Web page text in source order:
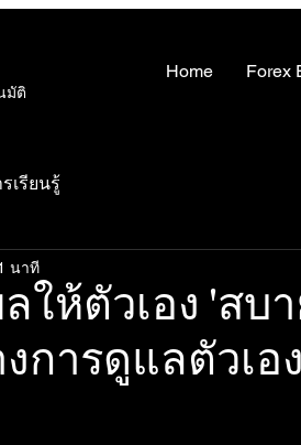
มัติ
Home Forex
เรียนรู้
ให้ตัวเอง 'สบ
การดูแลตัวเ
นาที